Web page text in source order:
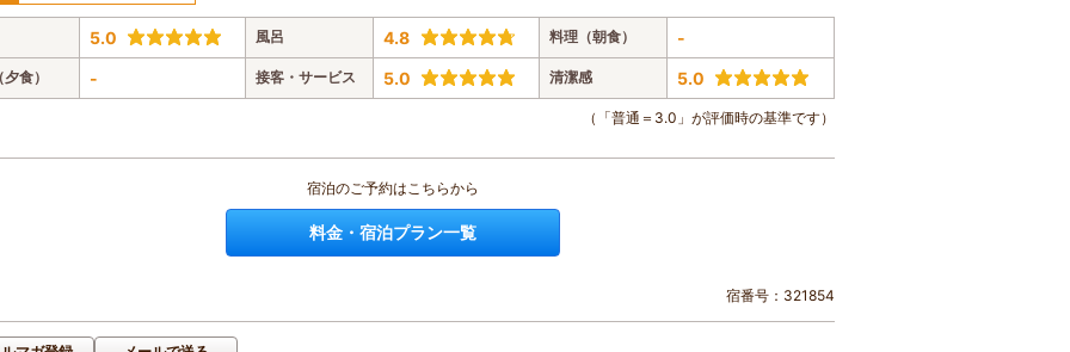
5.0 風呂 4.8 料理（朝食） -
食） - 接客・サービス 5.0 清潔感 5.0
（「普通＝3.0」が評価時の基準です）
宿泊のご予約はこちらから
料金・宿泊プラン一覧
宿番号：321854